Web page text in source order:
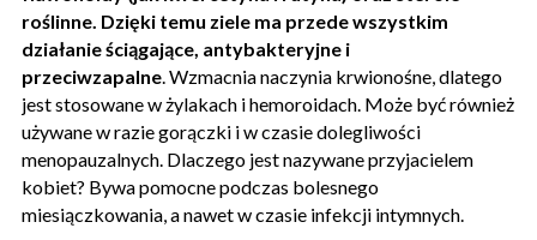
roślinne. Dzięki temu ziele ma przede wszystkim
działanie ściągające, antybakteryjne i
przeciwzapalne . Wzmacnia naczynia krwionośne, dlatego
jest stosowane w żylakach i hemoroidach. Może być również
używane w razie gorączki i w czasie dolegliwości
menopauzalnych. Dlaczego jest nazywane przyjacielem
kobiet? Bywa pomocne podczas bolesnego
miesiączkowania, a nawet w czasie infekcji intymnych.